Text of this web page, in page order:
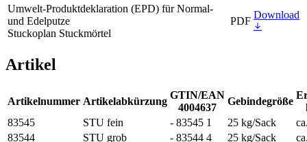
Umwelt-Produktdeklaration (EPD) für Normal-
und Edelputze
Stuckoplan Stuckmörtel
PDF
Download
Artikel
Artikelnummer Artikelabkürzung
GTIN/EAN
4004637
Gebindegröße
83545
STU fein - 83545 1 25 kg/Sack
83544
STU grob - 83544 4 25 kg/Sack